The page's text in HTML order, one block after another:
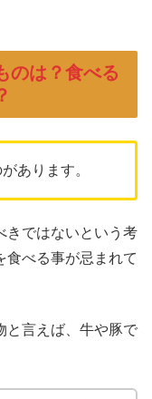
のは？食べる
あります。
きではないという考
食べる事が忌まれて
と言えば、牛や豚で